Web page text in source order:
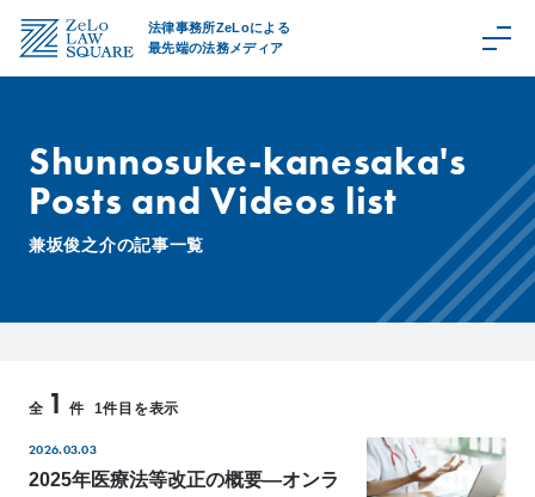
法律事務所ZeLoによる
最先端の法務メディア
C
t
g
y
扱
域
Shunnosuke-kanesaka's
Posts and Videos list
兼坂俊之介の記事一覧
全 1 件 1件目を表示
2026.03.03
2025年医療法等改正の概要―オンラ